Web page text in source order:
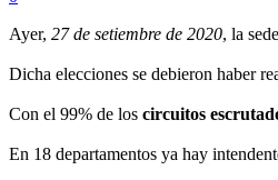
Ayer, 27 de setiembre de 2020, la
Dicha elecciones se debieron haber
Con el 99% de los circuitos
En 18 departamentos ya hay